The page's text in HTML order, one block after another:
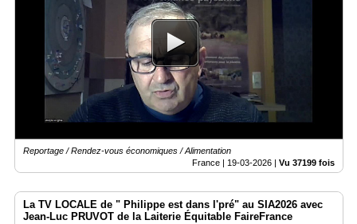
Blogs
Inscription
annuaire
Reportage / Rendez-vous économiques / Alimentation
France | 19-03-2026 Vu 37199 fois
La TV LOCALE de " Philippe est dans l'pré" au SIA2026 avec
Jean-Luc PRUVOT de la Laiterie Équitable FaireFrance